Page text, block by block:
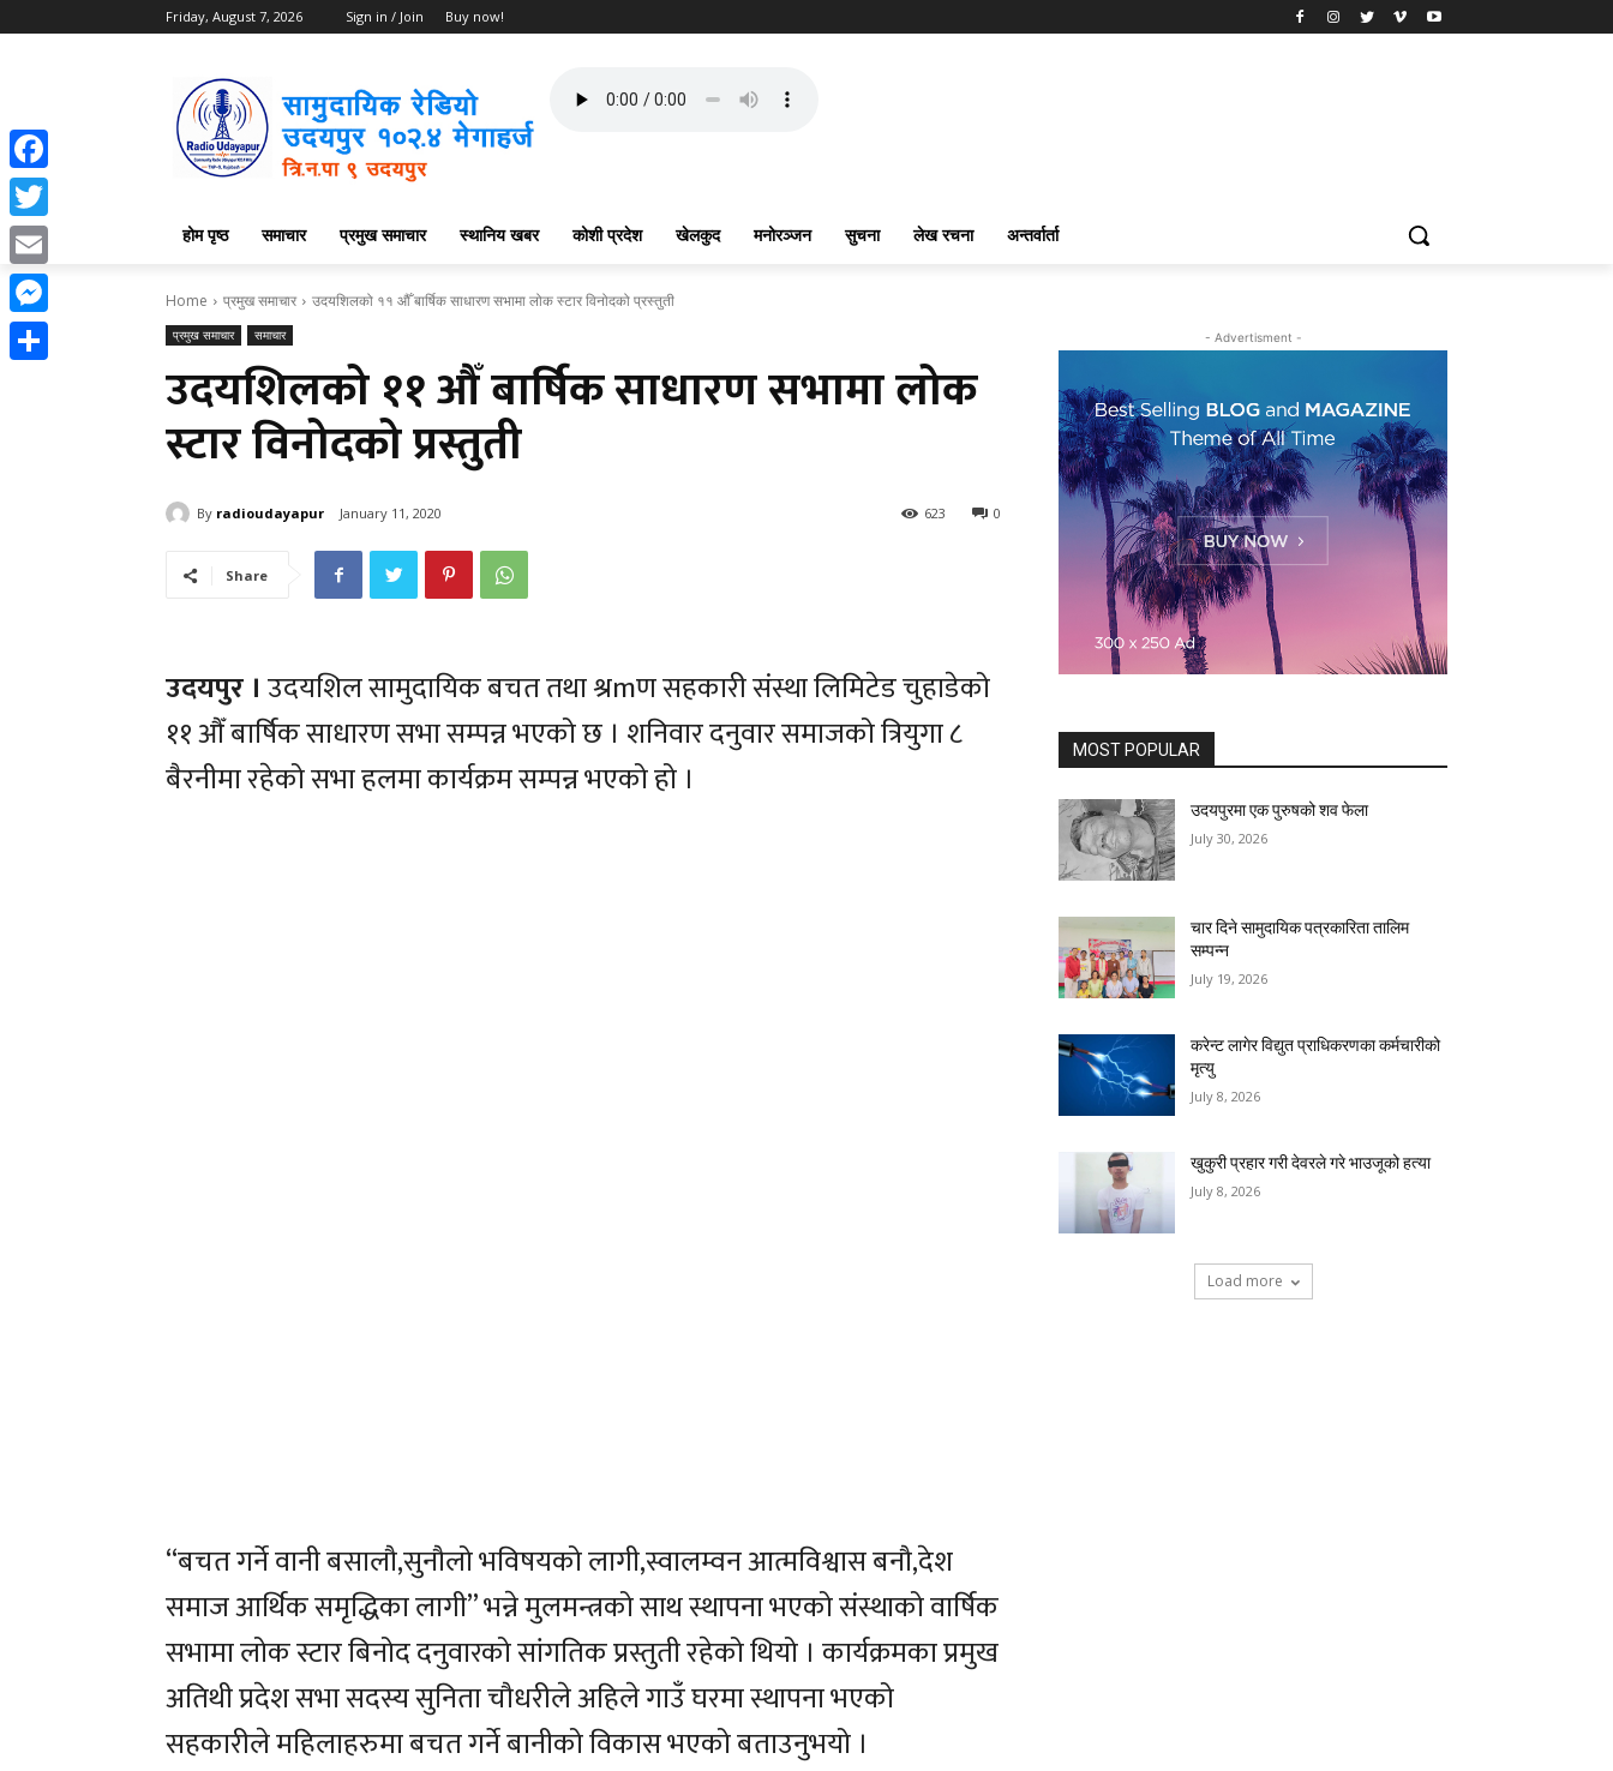
Friday, August 7, 2026 Sign in / Join Buy now!
होम पृष्ठ समाचार प्रमुख समाचार स्थानिय खबर कोशी प्रदेश खेलकुद मनोरञ्जन सुचना लेख रचना अन्तर्वार्ता
Home प्रमुख समाचार उदयशिलको ११ औँ बार्षिक साधारण सभामा लोक स्टार विनोदको प्रस्तुती
प्रमुख समाचार समाचार
उदयशिलको ११ औँ बार्षिक साधारण सभामा लोक
स्टार विनोदको प्रस्तुती
By radioudayapur January 11, 2020 0
623
Share
उदयपुर । उदयशिल सामुदायिक बचत तथा श्रmण सहकारी संस्था लिमिटेड चुहाडेको
११ औँ बार्षिक साधारण सभा सम्पन्न भएको छ । शनिवार दनुवार समाजको त्रियुगा ८
बैरनीमा रहेको सभा हलमा कार्यक्रम सम्पन्न भएको हो ।
“बचत गर्ने वानी बसालौ,सुनौलो भविषयको लागी,स्वालम्वन आत्मविश्वास बनौ,देश
समाज आर्थिक समृद्धिका लागी” भन्ने मुलमन्त्रको साथ स्थापना भएको संस्थाको वार्षिक
सभामा लोक स्टार बिनोद दनुवारको सांगतिक प्रस्तुती रहेको थियो । कार्यक्रमका प्रमुख
अतिथी प्रदेश सभा सदस्य सुनिता चौधरीले अहिले गाउँ घरमा स्थापना भएको
सहकारीले महिलाहरुमा बचत गर्ने बानीको विकास भएको बताउनुभयो ।
- Advertisment -
MOST POPULAR
उदयपुरमा एक पुरुषको शव फेला
July 30, 2026
चार दिने सामुदायिक पत्रकारिता तालिम
सम्पन्न
July 19, 2026
करेन्ट लागेर विद्युत प्राधिकरणका कर्मचारीको
मृत्यु
July 8, 2026
खुकुरी प्रहार गरी देवरले गरे भाउजूको हत्या
July 8, 2026
Load more
Facebook
Twitter
Email
Messenger